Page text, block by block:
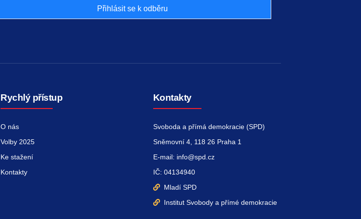
Přihlásit se k odběru
Rychlý přístup
O nás
Volby 2025
Ke stažení
Kontakty
Kontakty
Svoboda a přímá demokracie (SPD)
Sněmovní 4, 118 26 Praha 1
E-mail: info@spd.cz
IČ: 04134940
Mladí SPD
Institut Svobody a přímé demokracie